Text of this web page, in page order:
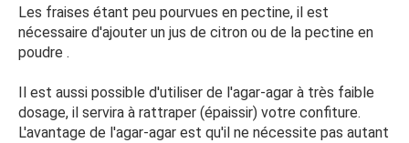
Les fraises étant peu pourvues en pectine, il est
nécessaire d'ajouter un jus de citron ou de la pectine en
poudre .
Il est aussi possible d'utiliser de l'agar-agar à très faible
dosage, il servira à rattraper (épaissir) votre confiture.
L'avantage de l'agar-agar est qu'il ne nécessite pas autant